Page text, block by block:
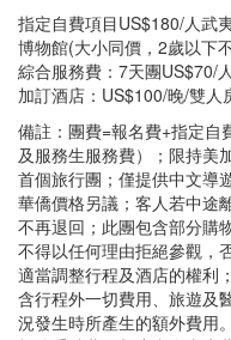
指定自費項目US$180/人武
博物館(大小同價，2歲以下
綜合服務費：7天團US$70/
加訂酒店：US$100/晚/雙
備註：團費=報名費+指定自
及服務生服務費）；限持美
首個旅行團；僅提供中文導
華僑價格另議；客人若中途
不再退回；此團包含部分購
不得以任何理由拒絕參觀，
適當調整行程及酒店的權利
含行程外一切費用、旅遊及
況發生時所產生的額外費用